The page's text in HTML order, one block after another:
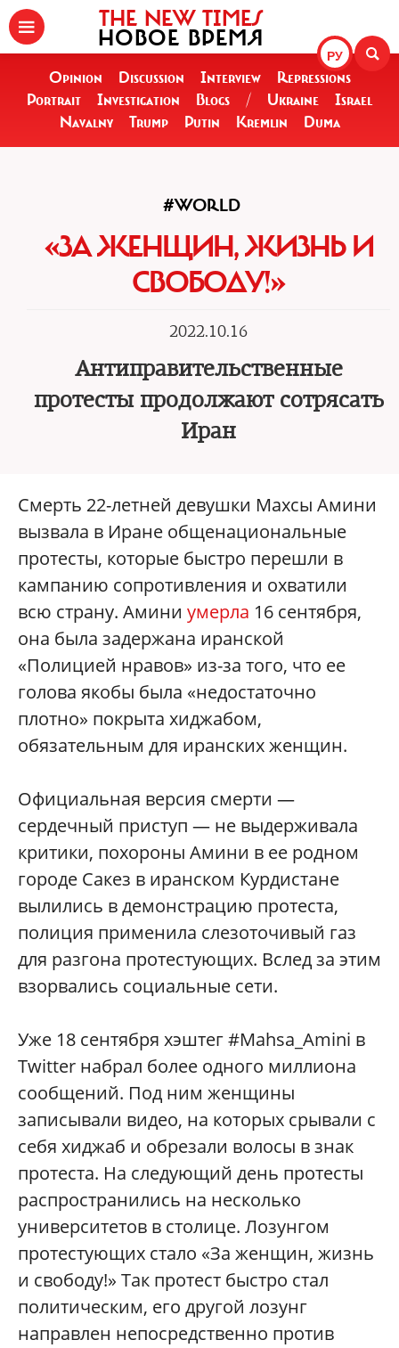
РУ
THE NEW TIMES
НОВОЕ ВРЕМЯ
Opinion Discussion Interview
Repressions
Portrait
Investigation Blogs / Ukraine
Israel
Navalny
Trump Putin Kremlin Duma
#WORLD
«ЗА ЖЕНЩИН, ЖИЗНЬ И
СВОБОДУ!»
2022.10.16
Антиправительственные
протесты продолжают сотрясать
Иран
Смерть 22-летней девушки Махсы Амини
вызвала в Иране общенациональные
протесты, которые быстро перешли в
кампанию сопротивления и охватили
всю страну. Амини умерла 16 сентября,
она была задержана иранской
«Полицией нравов» из-за того, что ее
голова якобы была «недостаточно
плотно» покрыта хиджабом,
обязательным для иранских женщин.
Официальная версия смерти —
сердечный приступ — не выдерживала
критики, похороны Амини в ее родном
городе Сакез в иранском Курдистане
вылились в демонстрацию протеста,
полиция применила слезоточивый газ
для разгона протестующих. Вслед за этим
взорвались социальные сети.
Уже 18 сентября хэштег #Mahsa_Amini в
Twitter набрал более одного миллиона
сообщений. Под ним женщины
записывали видео, на которых срывали с
себя хиджаб и обрезали волосы в знак
протеста. На следующий день протесты
распространились на несколько
университетов в столице. Лозунгом
протестующих стало «За женщин, жизнь
и свободу!» Так протест быстро стал
политическим, его другой лозунг
направлен непосредственно против